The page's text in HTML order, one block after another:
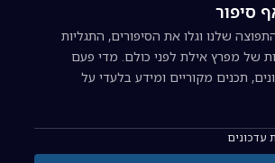
סיפור
שלנו וגלו את הסיפורים, התגליות
של מפרץ אילת לפני כולם. מדי פעם
תכנים מקוריים ומידע בלעדי על
לניוזלטר
עדכונים